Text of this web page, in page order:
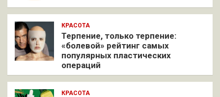
КРАСОТА
Терпение, только терпение:
«болевой» рейтинг самых
популярных пластических
операций
КРАСОТА